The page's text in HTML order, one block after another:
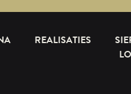
REALISATIES